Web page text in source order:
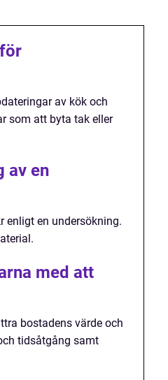
av kök och
som att byta tak eller
av en
enligt en undersökning.
med att
bostadens värde och
tidsåtgång samt